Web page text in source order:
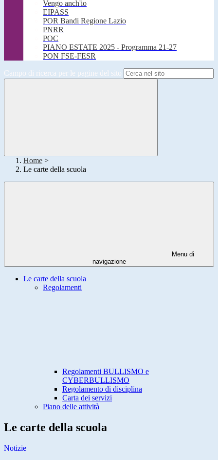
Vengo anch'io
EIPASS
POR Bandi Regione Lazio
PNRR
POC
PIANO ESTATE 2025 - Programma 21-27
PON FSE-FESR
Campo di ricerca per le pagine del sito
Home >
Le carte della scuola
Menu di
navigazione
Le carte della scuola
Regolamenti
Regolamenti BULLISMO e
CYBERBULLISMO
Regolamento di disciplina
Carta dei servizi
Piano delle attività
Le carte della scuola
Notizie